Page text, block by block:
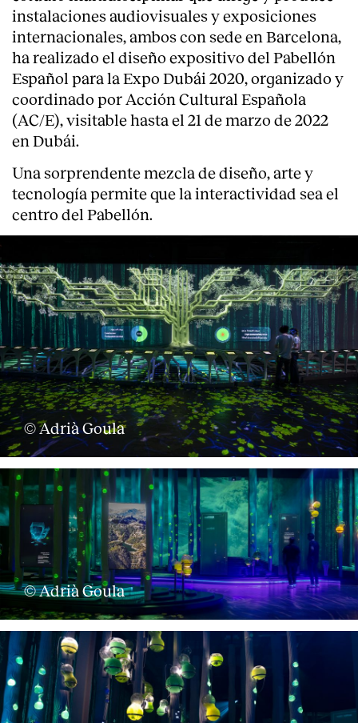
instalaciones audiovisuales y exposiciones
internacionales, ambos con sede en Barcelona,
ha realizado el diseño expositivo del Pabellón
Español para la Expo Dubái 2020, organizado y
coordinado por Acción Cultural Española
(AC/E), visitable hasta el 21 de marzo de 2022
en Dubái.
Una sorprendente mezcla de diseño, arte y
tecnología permite que la interactividad sea el
centro del Pabellón.
© Adrià Goula
© Adrià Goula